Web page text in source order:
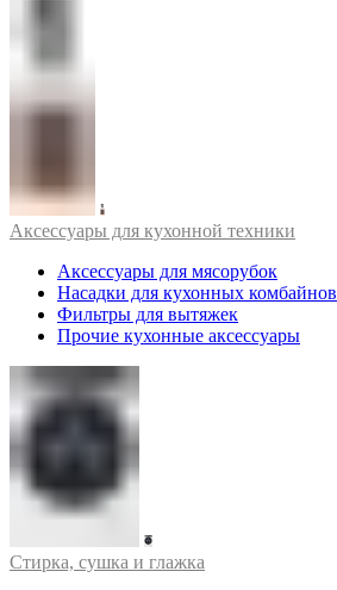
Аксессуары для кухонной техники
Аксессуары для мясорубок
Насадки для кухонных комбайнов
Фильтры для вытяжек
Прочие кухонные аксессуары
Стирка, сушка и глажка